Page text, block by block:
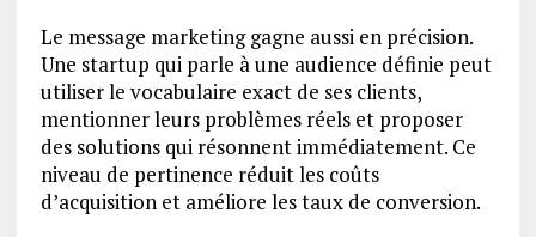
Le message marketing gagne aussi en précision.
Une startup qui parle à une audience définie peut
utiliser le vocabulaire exact de ses clients,
mentionner leurs problèmes réels et proposer
des solutions qui résonnent immédiatement. Ce
niveau de pertinence réduit les coûts
d’acquisition et améliore les taux de conversion.